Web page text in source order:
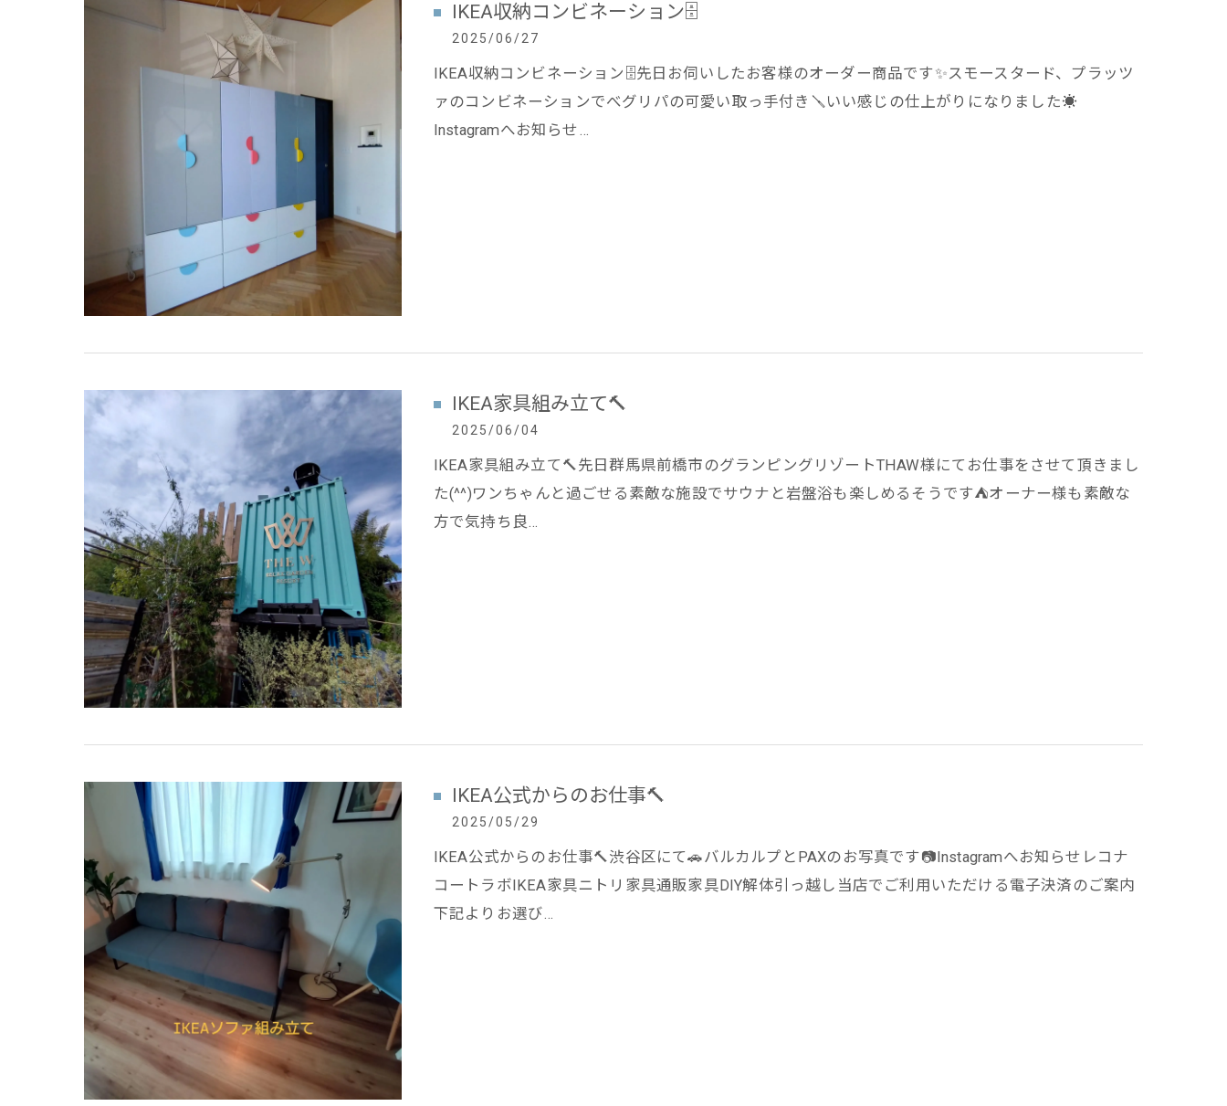
IKEA収納コンビネーション🗄️
2025/06/27
IKEA収納コンビネーション🗄️先日お伺いしたお客様のオーダー商品です✨️スモースタード、プラッツ
ァのコンビネーションでべグリパの可愛い取っ手付き🪛いい感じの仕上がりになりました☀
Instagramへお知らせ…
IKEA家具組み立て🔨
2025/06/04
IKEA家具組み立て🔨先日群馬県前橋市のグランピングリゾートTHAW様にてお仕事をさせて頂きまし
た(^^)ワンちゃんと過ごせる素敵な施設でサウナと岩盤浴も楽しめるそうです⛺️オーナー様も素敵な
方で気持ち良…
IKEA公式からのお仕事🔨
2025/05/29
IKEA公式からのお仕事🔨渋谷区にて🚗バルカルプとPAXのお写真です📷️Instagramへお知らせレコナ
コートラボIKEA家具ニトリ家具通販家具DIY解体引っ越し当店でご利用いただける電子決済のご案内
下記よりお選び…